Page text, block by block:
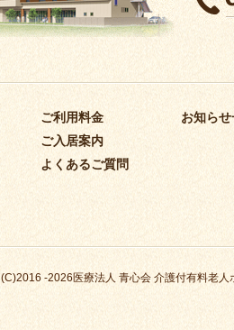
ご利用料金
ご入居案内
よくあるご質問
お知ら
(C)2016 -2026医療法人 青心会 介護付有料老